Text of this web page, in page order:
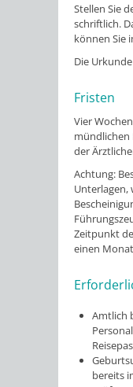
Stellen Sie
schriftlich.
können Sie
Die
Fristen
Vier
mündlichen
der
Achtung:
Unterlagen,
Zeitpunkt
einen
Amtlich
bereits